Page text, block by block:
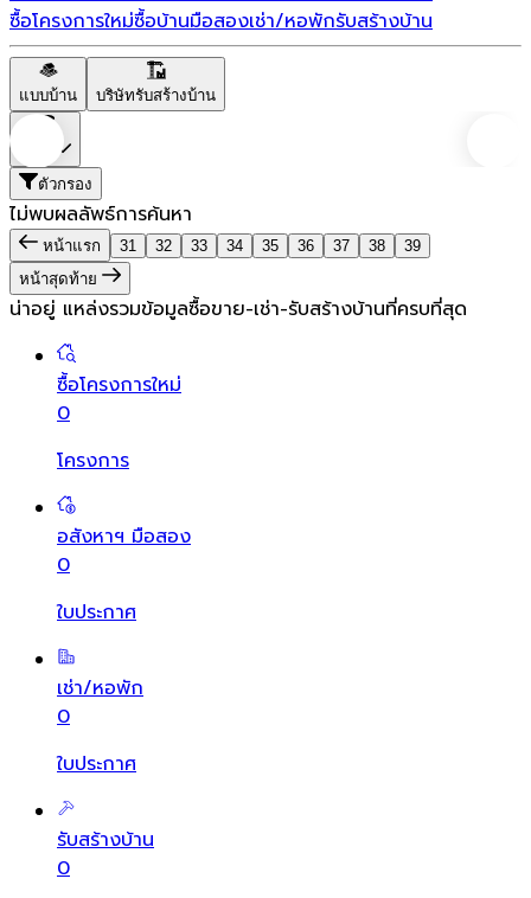
ซื้อโครงการใหม่ซื้อบ้านมือสองเช่า/หอพักรับสร้างบ้าน
แบบบ้าน บริษัทรับสร้างบ้าน
ตัวกรอง
ไม่พบผลลัพธ์การค้นหา
หน้าแรก 31 32 33 34 35 36 37 38
39
หน้าสุดท้าย
น่าอยู่ แหล่งรวมข้อมูลซื้อขาย-เช่า-รับสร้างบ้านที่ครบที่สุด
ซื้อโครงการใหม่
0
โครงการ
อสังหาฯ มือสอง
0
ใบประกาศ
เช่า/หอพัก
0
ใบประกาศ
รับสร้างบ้าน
0